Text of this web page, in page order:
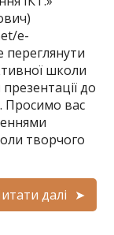
e-
школи
до
Просимо вас
творчого
далі